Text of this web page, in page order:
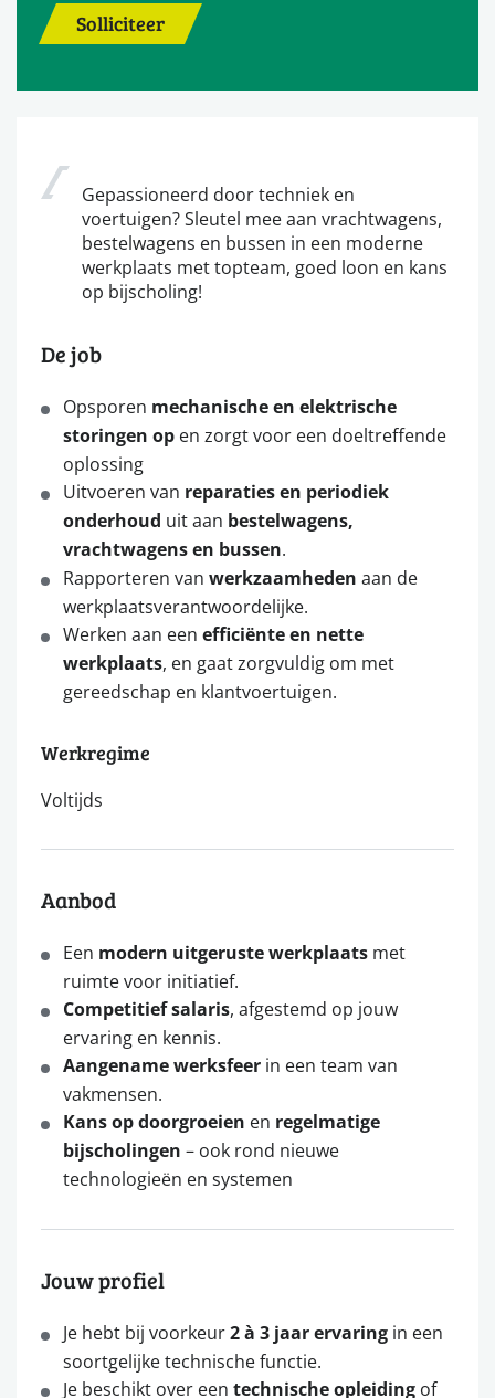
Solliciteer
Gepassioneerd door techniek en
voertuigen? Sleutel mee aan vrachtwagens,
bestelwagens en bussen in een moderne
werkplaats met topteam, goed loon en kans
op bijscholing!
De job
Opsporen mechanische en elektrische
storingen op en zorgt voor een doeltreffende
oplossing
Uitvoeren van reparaties en periodiek
onderhoud uit aan bestelwagens,
vrachtwagens en bussen.
Rapporteren van werkzaamheden aan de
werkplaatsverantwoordelijke.
Werken aan een efficiënte en nette
werkplaats, en gaat zorgvuldig om met
gereedschap en klantvoertuigen.
Werkregime
Voltijds
Aanbod
Een modern uitgeruste werkplaats met
ruimte voor initiatief.
Competitief salaris, afgestemd op jouw
ervaring en kennis.
Aangename werksfeer in een team van
vakmensen.
Kans op doorgroeien en regelmatige
bijscholingen – ook rond nieuwe
technologieën en systemen
Jouw profiel
Je hebt bij voorkeur2 à 3 jaar ervaring in een
soortgelijke technische functie.
Je beschikt over een technische opleiding of